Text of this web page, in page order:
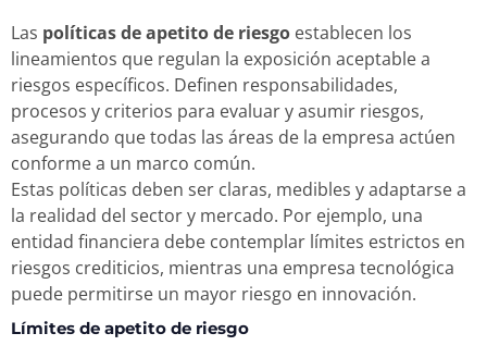
Las políticas de apetito de riesgo establecen los
lineamientos que regulan la exposición aceptable a
riesgos específicos. Definen responsabilidades,
procesos y criterios para evaluar y asumir riesgos,
asegurando que todas las áreas de la empresa actúen
conforme a un marco común.
Estas políticas deben ser claras, medibles y adaptarse a
la realidad del sector y mercado. Por ejemplo, una
entidad financiera debe contemplar límites estrictos en
riesgos crediticios, mientras una empresa tecnológica
puede permitirse un mayor riesgo en innovación.
Límites de apetito de riesgo